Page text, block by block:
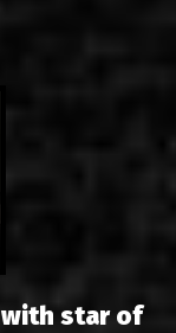
with star of